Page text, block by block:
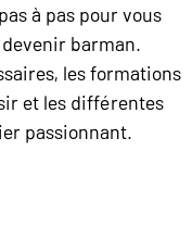
à pas pour vous
barman.
les formations
et les différentes
passionnant.